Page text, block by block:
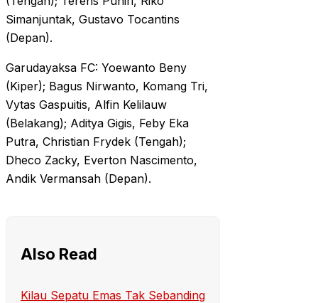
Simanjuntak, Gustavo Tocantins
(Depan).
Garudayaksa FC: Yoewanto Beny
(Kiper); Bagus Nirwanto, Komang Tri,
Vytas Gaspuitis, Alfin Kelilauw
(Belakang); Aditya Gigis, Feby Eka
Putra, Christian Frydek (Tengah);
Dheco Zacky, Everton Nascimento,
Andik Vermansah (Depan).
Also Read
Kilau Sepatu Emas Tak Sebanding